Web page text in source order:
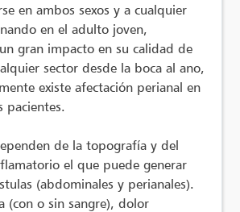
en ambos sexos y a cualquier
en el adulto joven,
gran impacto en su calidad de
sector desde la boca al ano,
existe afectación perianal en
pacientes.
de la topografía y del
el que puede generar
(abdominales y perianales).
(con o sin sangre), dolor